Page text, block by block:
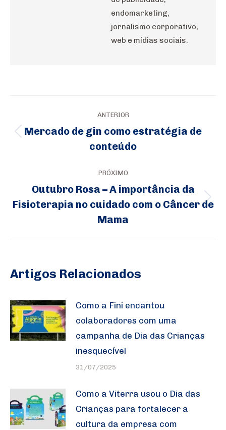
endomarketing,
jornalismo corporativo,
web e mídias sociais.
de
ANTERIOR
Mercado de gin como estratégia de
conteúdo
PRÓXIMO
Próximo
post:
Outubro Rosa – A importância da
Fisioterapia no cuidado com o Câncer de
Mama
Artigos Relacionados
Como a Fini encantou
colaboradores com uma
campanha de Dia das Crianças
inesquecível
31/07/2025
Como a Viterra usou o Dia das
Crianças para fortalecer a
cultura da empresa com